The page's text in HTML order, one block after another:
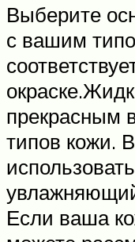
Выберите
с вашим
прекрасным
типов кожи.
Если ваша